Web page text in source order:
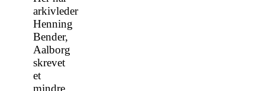
arkivleder
Henning
Bender,
Aalborg
skrevet
et